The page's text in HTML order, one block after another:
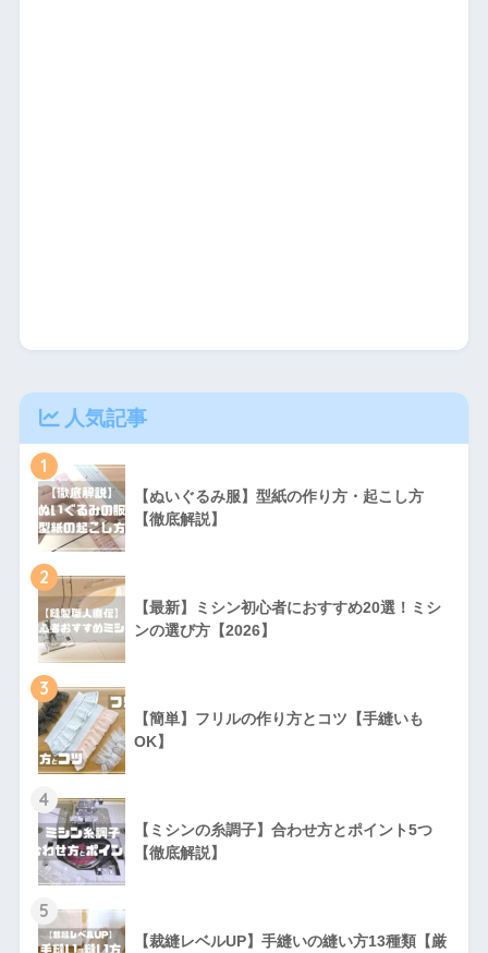
人気記事
1
【ぬいぐるみ服】型紙の作り方・起こし方
【徹底解説】
2
【最新】ミシン初心者におすすめ20選！ミシ
ンの選び方【2026】
3
【簡単】フリルの作り方とコツ【手縫いも
OK】
4
【ミシンの糸調子】合わせ方とポイント5つ
【徹底解説】
5
【裁縫レベルUP】手縫いの縫い方13種類【厳